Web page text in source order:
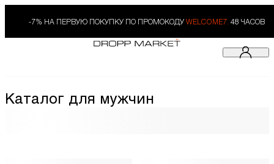
-7% НА ПЕРВУЮ ПОКУПКУ ПО ПРОМОКОДУ WELCOME7. 48 ЧАСОВ
Каталог для мужчин